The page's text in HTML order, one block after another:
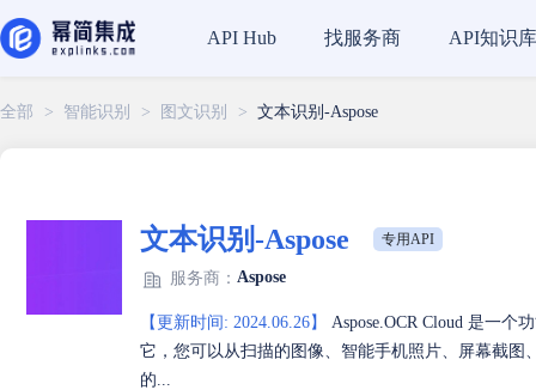
API Hub 找服务商 API知识库
全部 > 智能识别 > 图文识别 > 文本识别-Aspose
文本识别-Aspose 专用API
服务商： Aspose
【更新时间: 2024.06.26】
Aspose.OCR Cloud 是一个
它，您可以从扫描的图像、智能手机照片、屏幕截
的...